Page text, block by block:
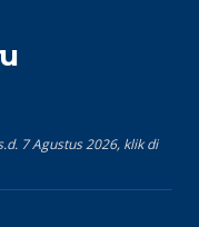
7 Agustus 2026, klik di